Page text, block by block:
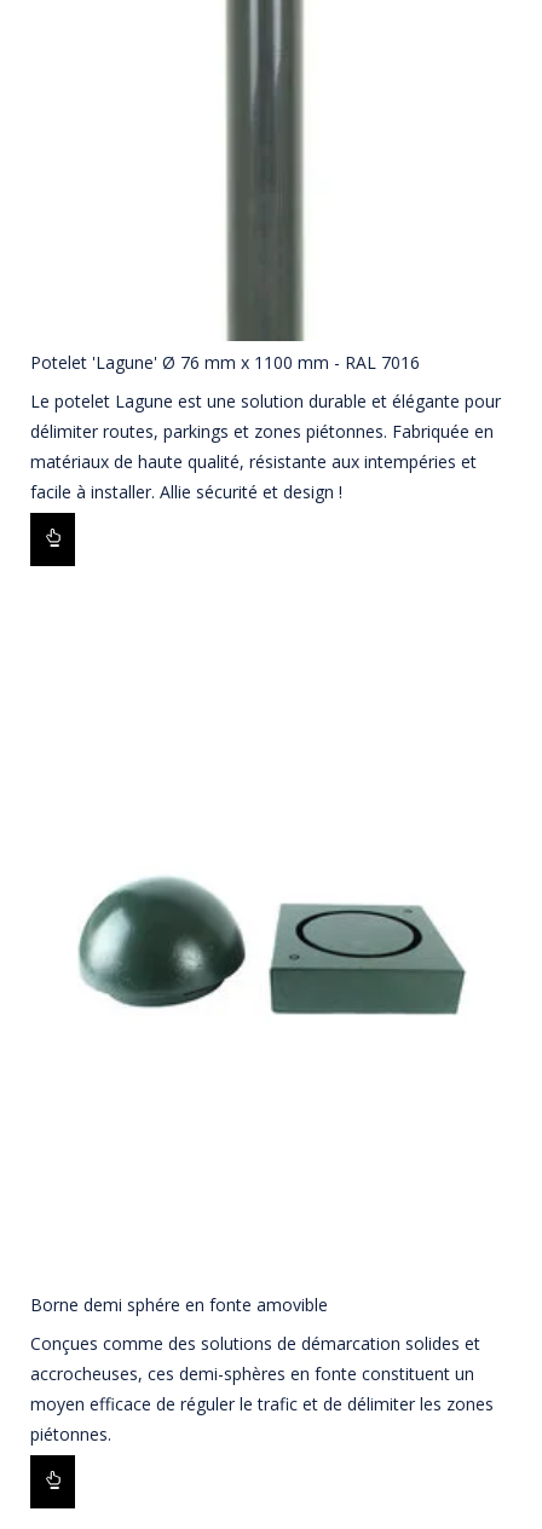
Potelet 'Lagune' Ø 76 mm x 1100 mm - RAL 7016
Le potelet Lagune est une solution durable et élégante pour
délimiter routes, parkings et zones piétonnes. Fabriquée en
matériaux de haute qualité, résistante aux intempéries et
facile à installer. Allie sécurité et design !
Borne demi sphére en fonte amovible
Conçues comme des solutions de démarcation solides et
accrocheuses, ces demi-sphères en fonte constituent un
moyen efficace de réguler le trafic et de délimiter les zones
piétonnes.